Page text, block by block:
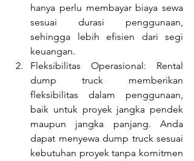
hanya perlu membayar biaya sewa
sesuai durasi penggunaan,
sehingga lebih efisien dari segi
keuangan.
Fleksibilitas Operasional: Rental
dump truck memberikan
fleksibilitas dalam penggunaan,
baik untuk proyek jangka pendek
maupun jangka panjang. Anda
dapat menyewa dump truck sesuai
kebutuhan proyek tanpa komitmen